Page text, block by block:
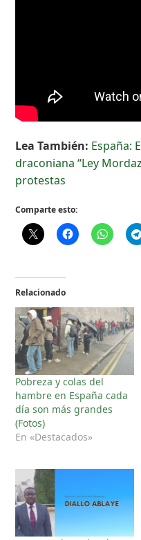
Lea También: España:
draconiana “Ley
protestas
Comparte esto:
Relacionado
Pobreza y colas del
hambre en España cada
día son más grandes
(Fotos)
En «Destacados»